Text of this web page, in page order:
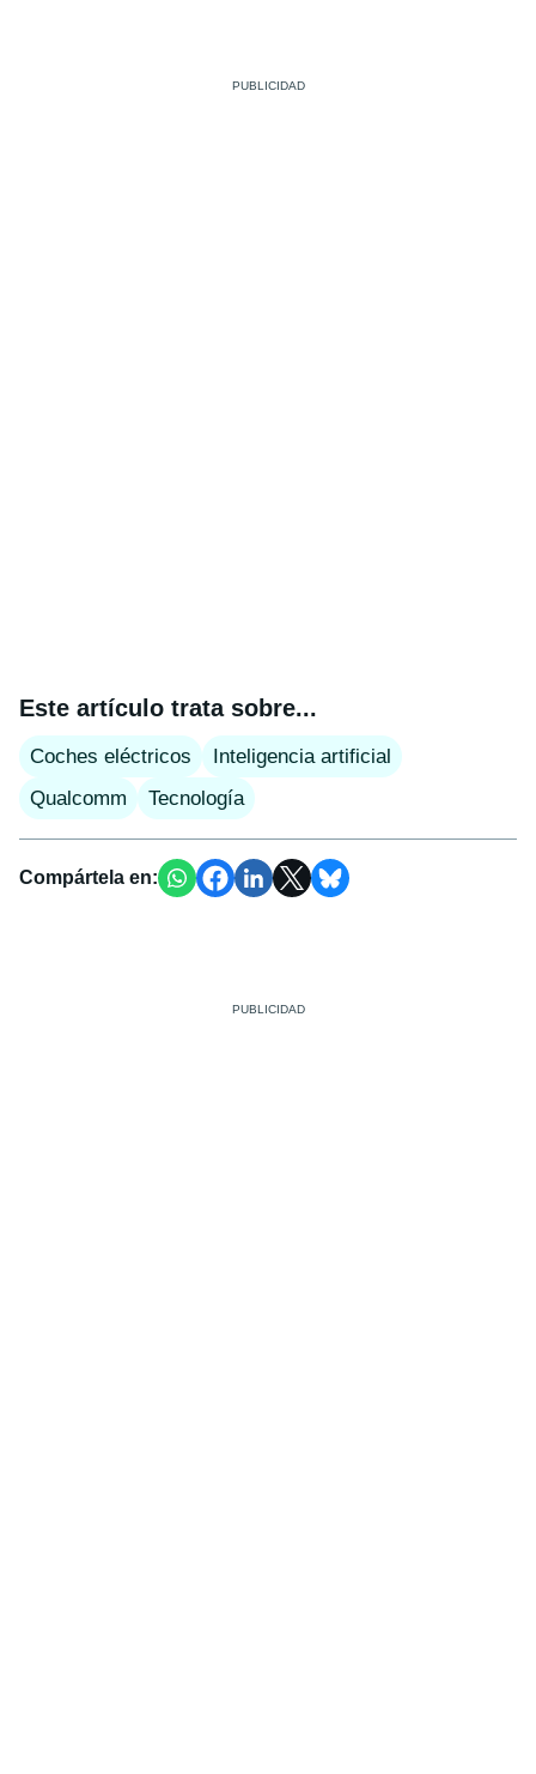
Este artículo trata sobre...
Coches eléctricos
Inteligencia artificial
Qualcomm
Tecnología
Compártela en: